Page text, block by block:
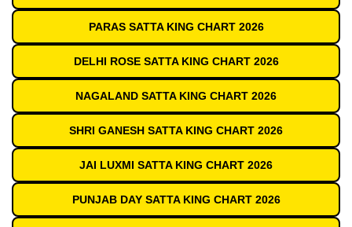
PARAS SATTA KING CHART 2026
DELHI ROSE SATTA KING CHART 2026
NAGALAND SATTA KING CHART 2026
SHRI GANESH SATTA KING CHART 2026
JAI LUXMI SATTA KING CHART 2026
PUNJAB DAY SATTA KING CHART 2026